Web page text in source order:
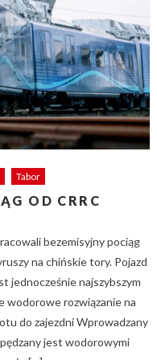
Tabor
OD CRRC
bezemisyjny pociąg
na chińskie tory. Pojazd
jednocześnie najszybszym
wodorowe rozwiązanie na
do zajezdni Wprowadzany
jest wodorowymi